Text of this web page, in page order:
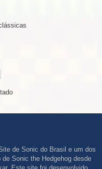
de Sonic do Brasil e um dos
Sonic the Hedgehog desde